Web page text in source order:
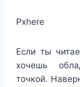
Pxhere
Если ты
хочешь
точкой.